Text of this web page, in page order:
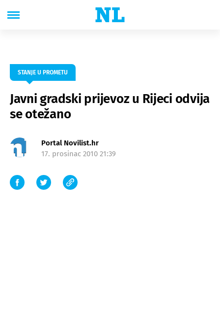
STANJE U PROMETU
Javni gradski prijevoz u Rijeci odvija
se otežano
Portal Novilist.hr
17. prosinac 2010 21:39